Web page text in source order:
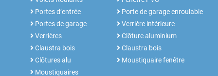
Portes d’entrée
Portes de garage
Verrières
Claustra bois
Clôtures alu
Moustiquaires
Porte de garage enroulable
Verrière intérieure
Clôture aluminium
Claustra bois
Moustiquaire fenêtre